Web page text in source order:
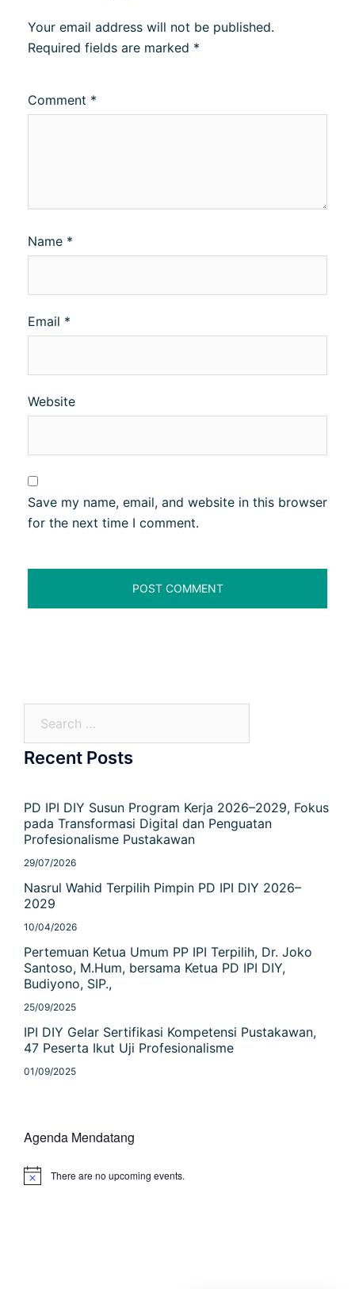
Your email address will not be published.
Required fields are marked *
Comment *
Name *
Email *
Website
Save my name, email, and website in this browser
for the next time I comment.
Recent Posts
PD IPI DIY Susun Program Kerja 2026–2029, Fokus
pada Transformasi Digital dan Penguatan
Profesionalisme Pustakawan
29/07/2026
Nasrul Wahid Terpilih Pimpin PD IPI DIY 2026–
2029
10/04/2026
Pertemuan Ketua Umum PP IPI Terpilih, Dr. Joko
Santoso, M.Hum, bersama Ketua PD IPI DIY,
Budiyono, SIP.,
25/09/2025
IPI DIY Gelar Sertifikasi Kompetensi Pustakawan,
47 Peserta Ikut Uji Profesionalisme
01/09/2025
Agenda Mendatang
There are no upcoming events.